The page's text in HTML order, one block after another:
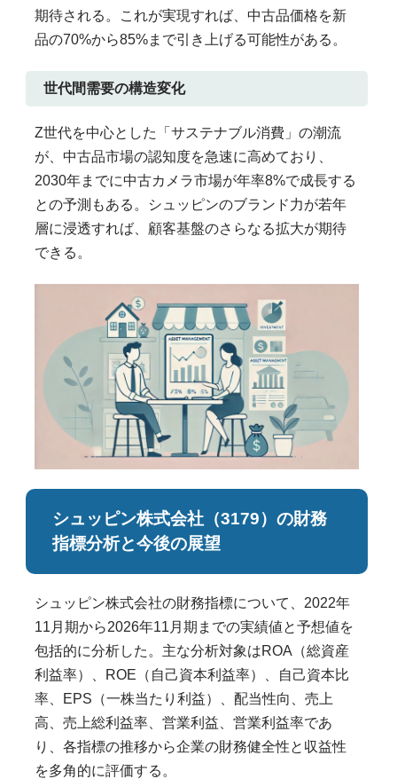
期待される。これが実現すれば、中古品価格を新
品の70%から85%まで引き上げる可能性がある。
世代間需要の構造変化
Z世代を中心とした「サステナブル消費」の潮流
が、中古品市場の認知度を急速に高めており、
2030年までに中古カメラ市場が年率8%で成長する
との予測もある。シュッピンのブランド力が若年
層に浸透すれば、顧客基盤のさらなる拡大が期待
できる。
シュッピン株式会社（3179）の財務
指標分析と今後の展望
シュッピン株式会社の財務指標について、2022年
11月期から2026年11月期までの実績値と予想値を
包括的に分析した。主な分析対象はROA（総資産
利益率）、ROE（自己資本利益率）、自己資本比
率、EPS（一株当たり利益）、配当性向、売上
高、売上総利益率、営業利益、営業利益率であ
り、各指標の推移から企業の財務健全性と収益性
を多角的に評価する。